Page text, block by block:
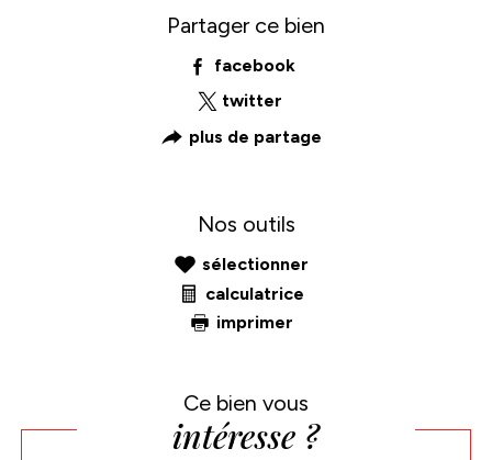
Partager ce bien
facebook
twitter
plus de partage
Nos outils
sélectionner
calculatrice
imprimer
Ce bien vous
intéresse ?